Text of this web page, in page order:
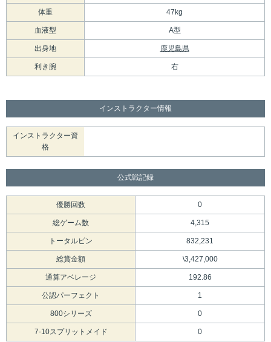
体重 47kg
血液型 A型
出身地 鹿児島県
利き腕 右
インストラクター情報
インストラクター資
格
公式戦記録
優勝回数 0
総ゲーム数 4,315
トータルピン 832,231
総賞金額 \3,427,000
通算アベレージ 192.86
公認パーフェクト 1
800シリーズ 0
7-10スプリットメイド 0